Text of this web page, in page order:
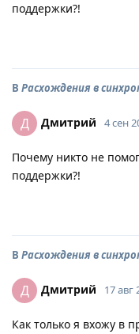
поддержки?!
В Расхождения в
Д Дмитрий 4 сен
Почему никто не
поддержки?!
В Расхождения в
Д Дмитрий 17 авг
Как только я вхожу в